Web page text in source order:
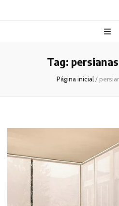
Tag:
Página inicial/